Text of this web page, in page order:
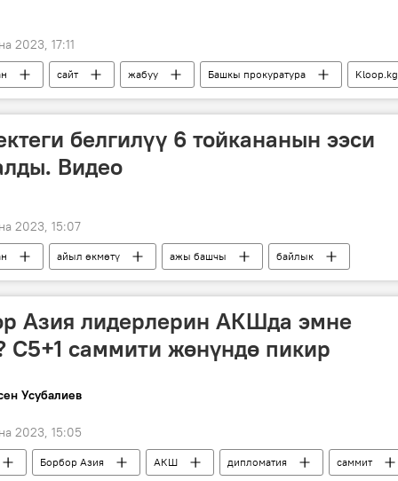
2023, 17:11
сайт жабуу Башкы прокуратура Kloop.kg
белгилүү 6 тойкананын ээси
Видео
2023, 15:07
айыл өкмөтү ажы башчы байлык
Азия лидерлерин АКШда эмне
С5+1 саммити жөнүндө пикир
Усубалиев
2023, 15:05
Борбор Азия АКШ дипломатия саммит